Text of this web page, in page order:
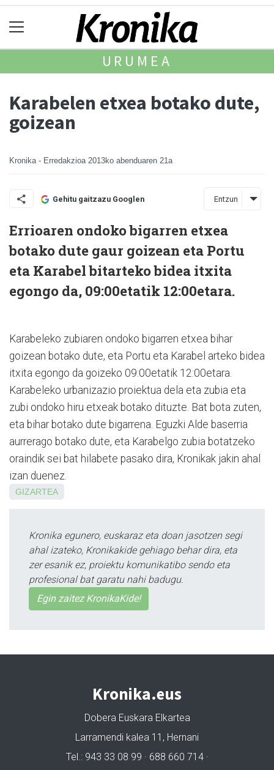
URUMEA
Karabelen etxea botako dute,
goizean
Kronika - Erredakzioa 2013ko abenduaren 21a
Gehitu gaitzazu Googlen Entzun
Errioaren ondoko bigarren etxea
botako dute gaur goizean eta Portu
eta Karabel bitarteko bidea itxita
egongo da, 09:00etatik 12:00etara.
Karabeleko zubiaren ondoko bigarren etxea bihar
goizean botako dute, eta Portu eta Karabel arteko bidea
itxita egongo da goizeko 09:00etatik 12:00etara.
Karabeleko urbanizazio proiektua dela eta zubia eta
zubi ondoko hiru etxeak botako dituzte. Bat bota zuten,
eta bihar botako dute bigarrena. Eguzki Alde baserria
aurrerago botako dute, eta Karabelgo zubia botatzeko
oraindik sei bat hilabete pasako dira, Kronikak jakin ahal
izan duenez.
GIZARTEA
Kronika egunero, euskaraz eta doan jasotzen segi
ahal izateko, Kronikakide gehiago behar dira, eta
zer esanik ez, proiektu komunikatibo sendo eta
profesional bat garatu nahi badugu.
Egin zaitez KronikaKide!
Kronika.eus
Dobera Euskara Elkartea
Larramendi kalea 11, Hernani
Tel.: 943 33 08 99 · 688 660 714 ·